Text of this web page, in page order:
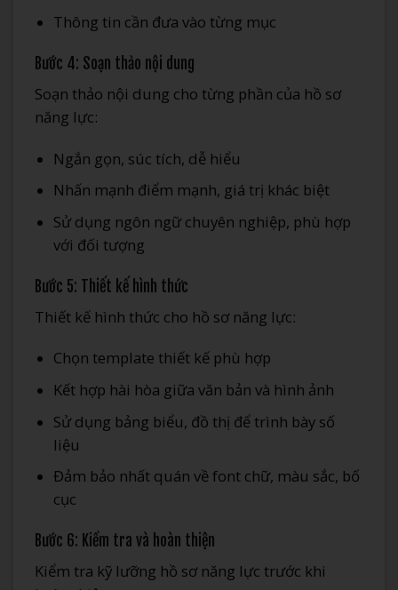
Thông tin cần đưa vào từng mục
Bước 4: Soạn thảo nội dung
Soạn thảo nội dung cho từng phần của hồ sơ
năng lực:
Ngắn gọn, súc tích, dễ hiểu
Nhấn mạnh điểm mạnh, giá trị khác biệt
Sử dụng ngôn ngữ chuyên nghiệp, phù hợp
với đối tượng
Bước 5: Thiết kế hình thức
Thiết kế hình thức cho hồ sơ năng lực:
Chọn template thiết kế phù hợp
Kết hợp hài hòa giữa văn bản và hình ảnh
Sử dụng bảng biểu, đồ thị để trình bày số
liệu
Đảm bảo nhất quán về font chữ, màu sắc, bố
cục
Bước 6: Kiểm tra và hoàn thiện
Kiểm tra kỹ lưỡng hồ sơ năng lực trước khi